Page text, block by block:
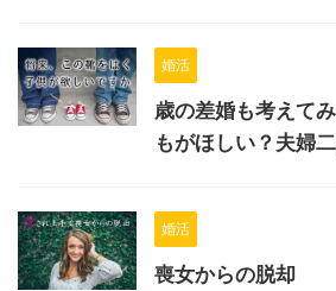
婚活
歳の差婚も考えて
もがほしい？夫婦
婚活
喪女からの脱却